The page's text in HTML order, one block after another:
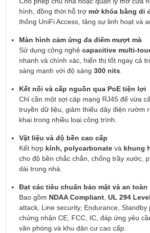
hình, đồng thời hỗ trợ mở khóa bằng di
thống UniFi Access, tăng sự linh hoạt và
Màn hình cảm ứng đa điểm mượt mà
Sử dụng công nghệ capacitive multi-
nhanh và chính xác, hiển thị tốt ngay cả
sáng mạnh với độ sáng 300 nits.
Kết nối và cấp nguồn qua PoE tiện lợi
Chỉ cần một sợi cáp mạng RJ45 để vừa
truyền dữ liệu, giảm thiểu dây điện rườm
khai trong nhiều loại công trình.
Vật liệu và độ bền cao cấp
Kết hợp kính, polycarbonate và khung
cho độ bền chắc chắn, chống trầy xước,
dài trong nhà.
Đạt các tiêu chuẩn bảo mật và an toàn
Bao gồm NDAA Compliant, UL 294
attack, Line security, Endurance, Standby
chứng nhận CE, FCC, IC, đáp ứng yêu
văn phòng và khu dân cư cao cấp.